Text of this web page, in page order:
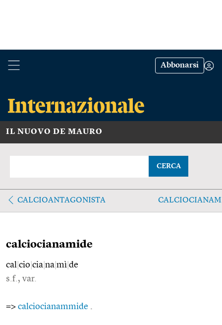
Abbonarsi
IL NUOVO DE MAURO
CERCA
CALCIOANTAGONISTA
calciocianamide
cal cio cia na mì de
s.f., var.
=> calciocianammide